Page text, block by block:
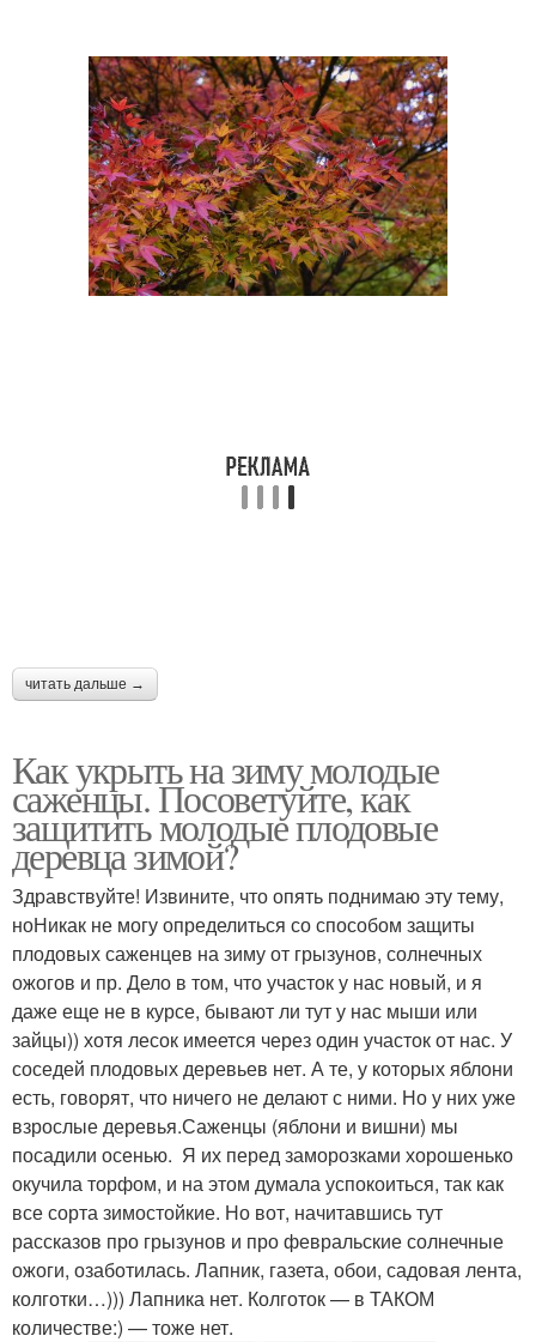
читать дальше →
Как укрыть на зиму молодые
саженцы. Посоветуйте, как
защитить молодые плодовые
деревца зимой?
Здравствуйте! Извините, что опять поднимаю эту тему,
ноНикак не могу определиться со способом защиты
плодовых саженцев на зиму от грызунов, солнечных
ожогов и пр. Дело в том, что участок у нас новый, и я
даже еще не в курсе, бывают ли тут у нас мыши или
зайцы)) хотя лесок имеется через один участок от нас. У
соседей плодовых деревьев нет. А те, у которых яблони
есть, говорят, что ничего не делают с ними. Но у них уже
взрослые деревья.Саженцы (яблони и вишни) мы
посадили осенью. Я их перед заморозками хорошенько
окучила торфом, и на этом думала успокоиться, так как
все сорта зимостойкие. Но вот, начитавшись тут
рассказов про грызунов и про февральские солнечные
ожоги, озаботилась. Лапник, газета, обои, садовая лента,
колготки…))) Лапника нет. Колготок — в ТАКОМ
количестве:) — тоже нет.